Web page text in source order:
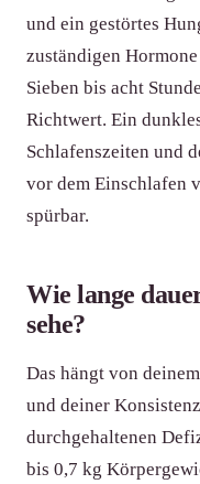
und ein gestörtes
zuständigen
Sieben bis acht
Richtwert. Ein
Schlafenszeiten und
vor dem Einschlafen
spürbar.
Wie lange
sehe?
Das hängt von
und deiner
durchgehaltenen
bis 0,7 kg